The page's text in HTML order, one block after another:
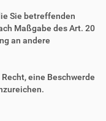
Sie betreffenden
Maßgabe des Art. 20
an andere
eine Beschwerde